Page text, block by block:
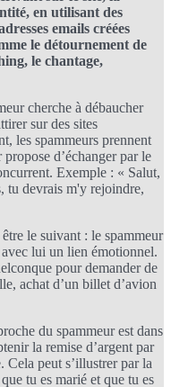
en utilisant des
emails créées
le détournement de
le chantage,
cherche à débaucher
sur des sites
les spammeurs prennent
d’échanger par le
Exemple : « Salut,
tu devrais m'y rejoindre,
le suivant : le spammeur
lui un lien émotionnel.
pour demander de
achat d’un billet d’avion
du spammeur est dans
la remise d’argent par
Cela peut s’illustrer par la
tu es marié et que tu es